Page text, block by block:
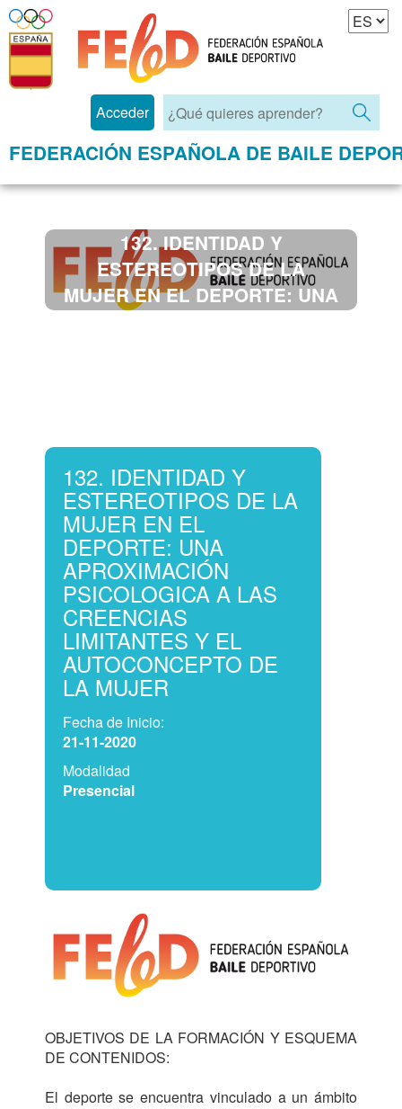
Acceder
FEDERACIÓN ESPAÑOLA DE BAILE
132. IDENTIDAD Y
ESTEREOTIPOS DE LA
MUJER EN EL DEPORTE: UNA
132. IDENTIDAD Y
ESTEREOTIPOS DE LA
MUJER EN EL
DEPORTE: UNA
APROXIMACIÓN
PSICOLOGICA A LAS
CREENCIAS
LIMITANTES Y EL
AUTOCONCEPTO DE
LA MUJER
Fecha de Inicio:
21-11-2020
Modalidad
Presencial
OBJETIVOS DE LA FORMACIÓN Y ESQUEMA
DE CONTENIDOS:
El deporte se encuentra vinculado a un ámbito